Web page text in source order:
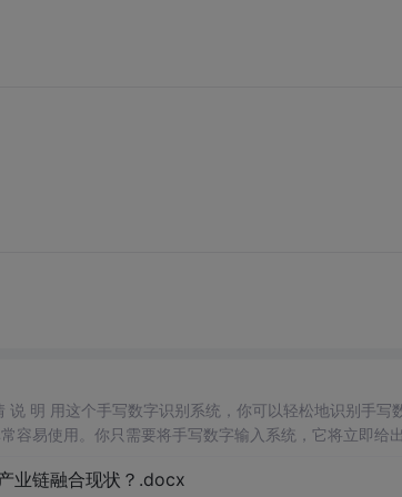
明 用这个手写数字识别系统，你可以轻松地识别手写
容易使用。你只需要将手写数字输入系统，它将立即给
业链融合现状？.docx